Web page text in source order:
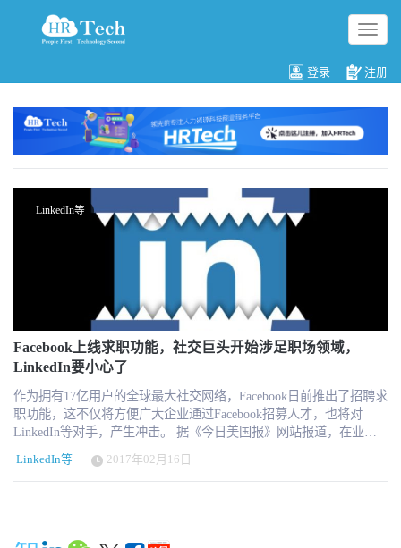
切
换
航
登录 注册
LinkedIn等
Facebook上线求职功能，社交巨头开始涉足职场领域，
LinkedIn要小心了
作为拥有17亿用户的全球最大社交网络，Facebook日前推出了招聘求
职功能，这不仅将方便广大企业通过Facebook招募人才，也将对
LinkedIn等对手，产生冲击。 据《今日美国报》网站报道，在业内
长期猜测之后，Facebook的招聘功能日前已经正式上线服务。该网站
同时给企业和求职者都推出了功能板块。 Facebook负责广告业务和
商务平台的副总裁Andrew Bosworth对媒体表示，中小企业在寻找人
弱环节。 这位高管介绍，一些企业已经在Facebook公开招聘岗位，
LinkedIn等 2017年02月16日